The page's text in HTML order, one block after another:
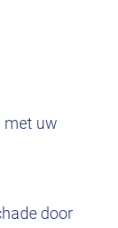
met uw
door